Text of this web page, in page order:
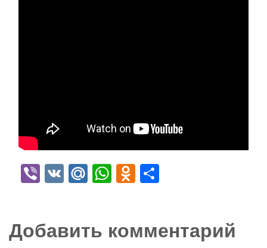
Viber
VK Mail.Ru
WhatsApp
Odnoklassniki
Добавить комментарий